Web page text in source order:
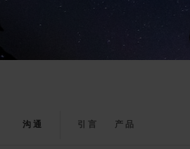
沟通 引言 产品